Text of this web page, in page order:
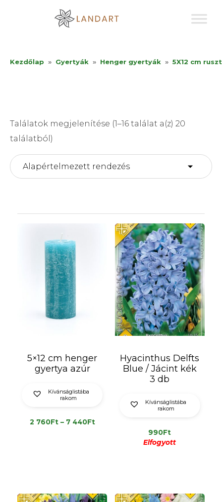
Kezdőlap » Gyertyák » Henger gyertyák » 5X12 cm
Találatok megjelenítése (1–16 találat a(z) 20
találatból)
5×12 cm henger
gyertya azúr
Kívánságlistába
rakom
2 760Ft – 7 440FtÁrtartomány:
Hyacinthus Delfts
Blue / Jácint kék
3 db
Kívánságlistába
rakom
990Ft
Elfogyott